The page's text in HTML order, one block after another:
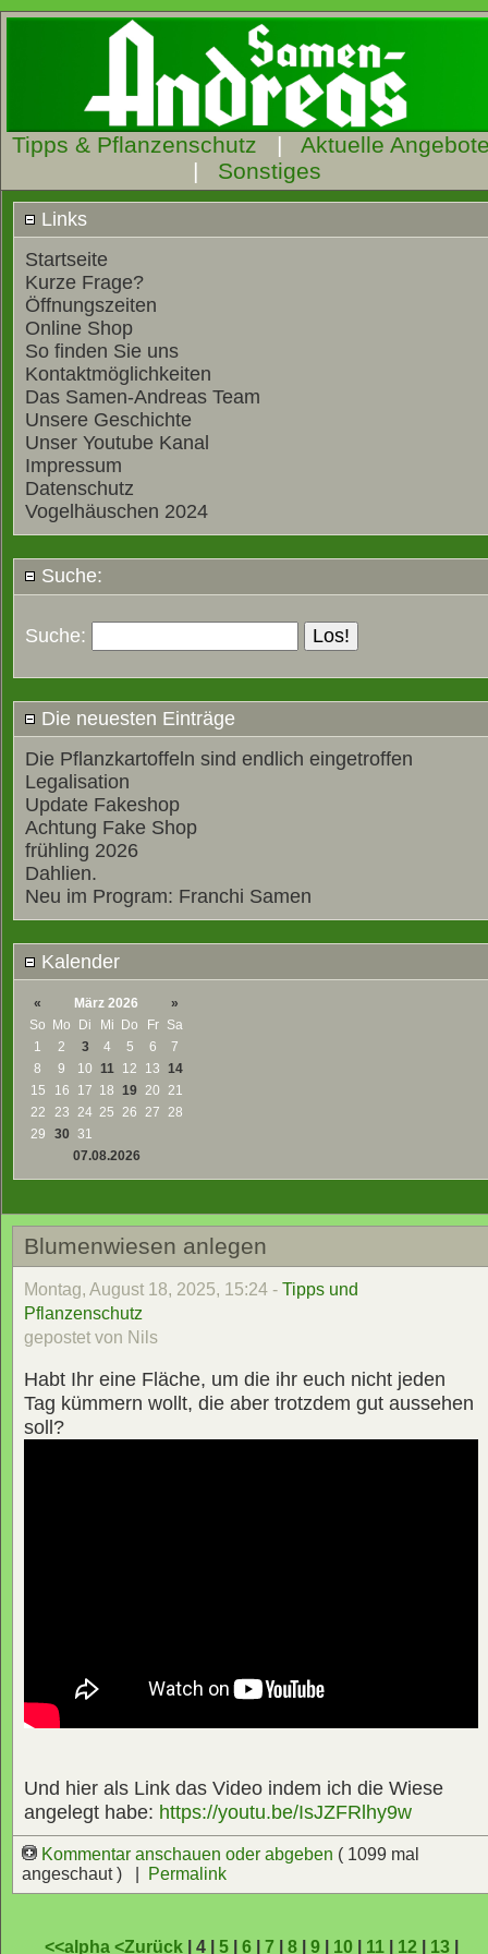
Tipps & Pflanzenschutz | Aktuelle
| Sonstiges
Links
Startseite
Kurze Frage?
Öffnungszeiten
Online Shop
So finden Sie uns
Kontaktmöglichkeiten
Das Samen-Andreas Team
Unsere Geschichte
Unser Youtube Kanal
Impressum
Datenschutz
Vogelhäuschen 2024
Suche:
Suche:
Die neuesten Einträge
Die Pflanzkartoffeln sind endlich eingetroffen
Legalisation
Update Fakeshop
Achtung Fake Shop
frühling 2026
Dahlien.
Neu im Program: Franchi Samen
Kalender
« März 2026
»
So Mo Di Mi Do Fr
Sa
1
2 3 4 5 6
7
8
9 10 11 12 13 14
15
16 17 18 19 20 21
22
23 24 25 26 27 28
29
30 31
07.08.2026
Blumenwiesen anlegen
Montag, August 18, 2025, 15:24 - Tipps und
Pflanzenschutz
gepostet von Nils
Habt Ihr eine Fläche, um die ihr euch nicht jeden
Tag kümmern wollt, die aber trotzdem gut aussehen
soll?
Und hier als Link das Video indem ich die Wiese
angelegt habe: https://youtu.be/IsJZFRlhy9w
Kommentar anschauen oder abgeben ( 1099 mal
angeschaut ) |
Permalink
<<alpha <Zurück | 4 | 5| 6| 7 8| 9| 10| 11| 12| 13|